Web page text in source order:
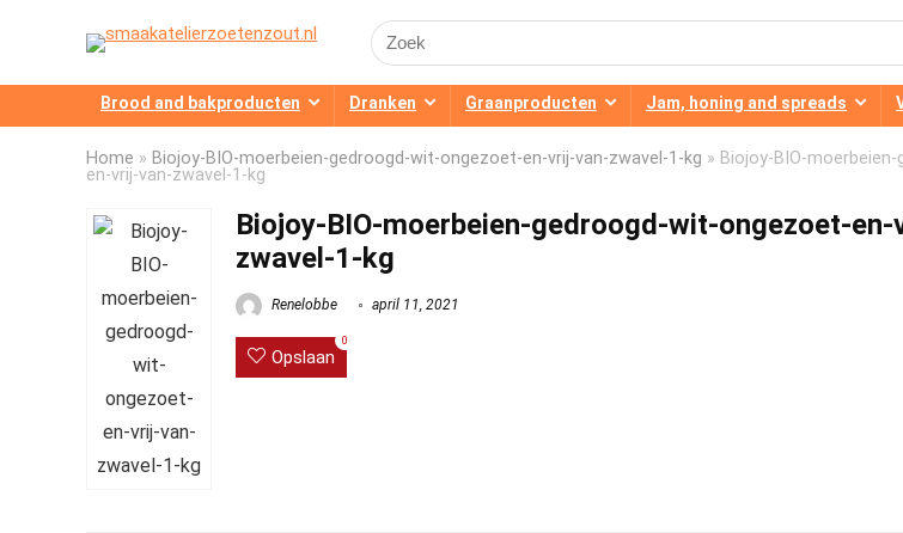
Search
for:
Brood and bakproducten Dranken Graanproducten Jam, honing and spreads
Home » Biojoy-BIO-moerbeien-gedroogd-wit-ongezoet-en-vrij-van-zwavel-1-kg » Biojoy-BIO-
en-vrij-van-zwavel-1-kg
Biojoy-BIO-moerbeien-gedroogd-wit-ongezoet-en-
zwavel-1-kg
Renelobbe april 11, 2021
Opslaan
0